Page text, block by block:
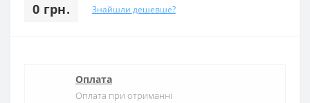
0 грн. Знайшли дешевше?
Оплата
Оплата при отриманні